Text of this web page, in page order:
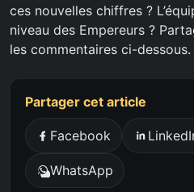
ces nouvelles chiffres ?
niveau des Empereurs ?
les commentaires ci-dessous.
Partager cet article
Facebook
WhatsApp